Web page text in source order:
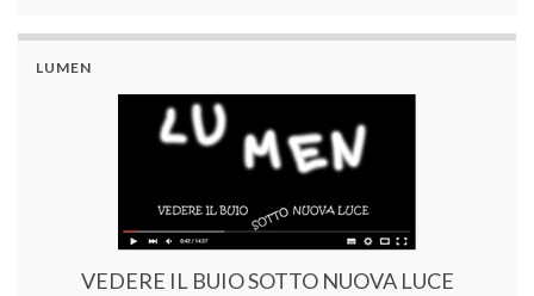
LUMEN
VEDERE IL BUIO SOTTO NUOVA LUCE